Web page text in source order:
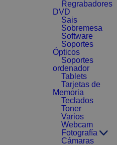
Regrabadores
DVD
Sais
Sobremesa
Software
Soportes
Ópticos
Soportes
ordenador
Tablets
Tarjetas de
Memoria
Teclados
Toner
Varios
Webcam
Fotografía
Cámaras